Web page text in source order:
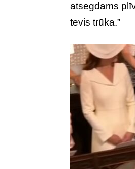
atsegdams
tevis trūka.”